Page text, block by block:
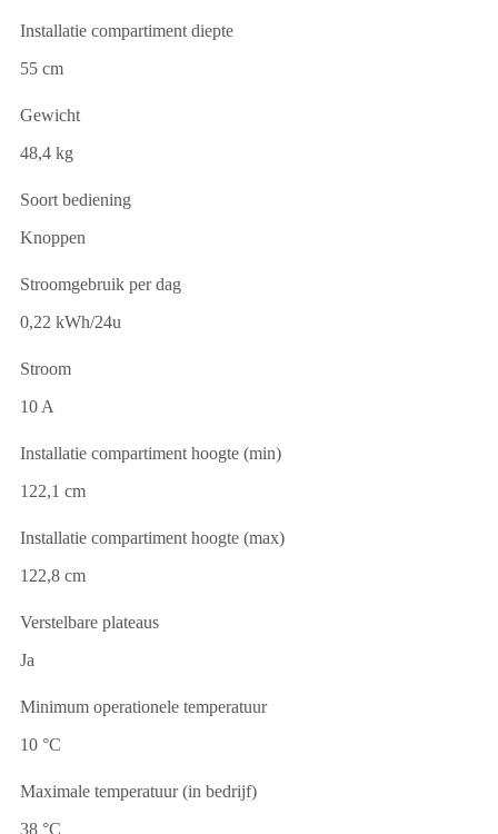
Installatie compartiment diepte
55 cm
Gewicht
48,4 kg
Soort bediening
Knoppen
Stroomgebruik per dag
0,22 kWh/24u
Stroom
10 A
Installatie compartiment hoogte (min)
122,1 cm
Installatie compartiment hoogte (max)
122,8 cm
Verstelbare plateaus
Ja
Minimum operationele temperatuur
10 °C
Maximale temperatuur (in bedrijf)
38 °C